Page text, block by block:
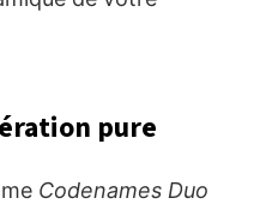
pure
Codenames Duo